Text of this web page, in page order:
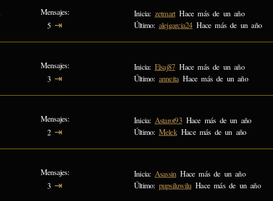
Mensajes
5 ⇥
Inicia: zetmart Hace más de un año
Último: alejgarcia24 Hace más de un año
Mensajes
3 ⇥
Inicia: Elsaj87 Hace más de un año
Último: anneita Hace más de un año
Mensajes
2 ⇥
Inicia: Astarot93 Hace más de un año
Último: Melek Hace más de un año
Mensajes
3 ⇥
Inicia: Asassin Hace más de un año
Último: pupsiluwilu Hace más de un año